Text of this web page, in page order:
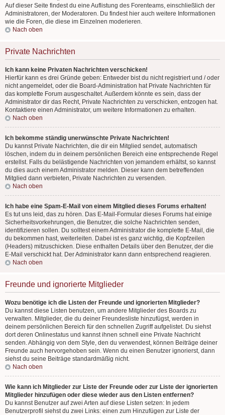
Auf dieser Seite findest du eine Auflistung des Forenteams, einschließlich der
Administratoren, der Moderatoren. Du findest hier auch weitere Informationen
wie die Foren, die diese im Einzelnen moderieren.
Nach oben
Private Nachrichten
Ich kann keine Privaten Nachrichten verschicken!
Hierfür kann es drei Gründe geben: Entweder bist du nicht registriert und / oder
nicht angemeldet, oder die Board-Administration hat Private Nachrichten für
das komplette Forum ausgeschaltet. Außerdem könnte es sein, dass der
Administrator dir das Recht, Private Nachrichten zu verschicken, entzogen hat.
Kontaktiere einen Administrator, um weitere Informationen zu erhalten.
Nach oben
Ich bekomme ständig unerwünschte Private Nachrichten!
Du kannst Private Nachrichten, die dir ein Mitglied sendet, automatisch
löschen, indem du in deinem persönlichen Bereich eine entsprechende Regel
erstellst. Falls du belästigende Nachrichten von jemandem erhältst, so kannst
du dies auch einem Administrator melden. Dieser kann dem betreffenden
Mitglied dann verbieten, Private Nachrichten zu versenden.
Nach oben
Ich habe eine Spam-E-Mail von einem Mitglied dieses Forums erhalten!
Es tut uns leid, das zu hören. Das E-Mail-Formular dieses Forums hat einige
Sicherheitsvorkehrungen, die Benutzer, die solche Nachrichten senden,
identifizieren sollen. Du solltest einem Administrator die komplette E-Mail, die
du bekommen hast, weiterleiten. Dabei ist es ganz wichtig, die Kopfzeilen
(Headers) mitzuschicken. Diese enthalten Details über den Benutzer, der die
E-Mail verschickt hat. Der Administrator kann dann entsprechend reagieren.
Nach oben
Freunde und ignorierte Mitglieder
Wozu benötige ich die Listen der Freunde und ignorierten Mitglieder?
Du kannst diese Listen benutzen, um andere Mitglieder des Boards zu
verwalten. Mitglieder, die du deiner Freundesliste hinzufügst, werden in
deinem persönlichen Bereich für den schnellen Zugriff aufgelistet. Du siehst
dort deren Onlinestatus und kannst ihnen schnell eine Private Nachricht
senden. Abhängig von dem Style, den du verwendest, können Beiträge deiner
Freunde auch hervorgehoben sein. Wenn du einen Benutzer ignorierst, dann
siehst du seine Beiträge standardmäßig nicht.
Nach oben
Wie kann ich Mitglieder zur Liste der Freunde oder zur Liste der ignorierten
Mitglieder hinzufügen oder diese wieder aus den Listen entfernen?
Du kannst Benutzer auf zwei Arten auf diese Listen setzen: In jedem
Benutzerprofil siehst du zwei Links: einen zum Hinzufügen zur Liste der